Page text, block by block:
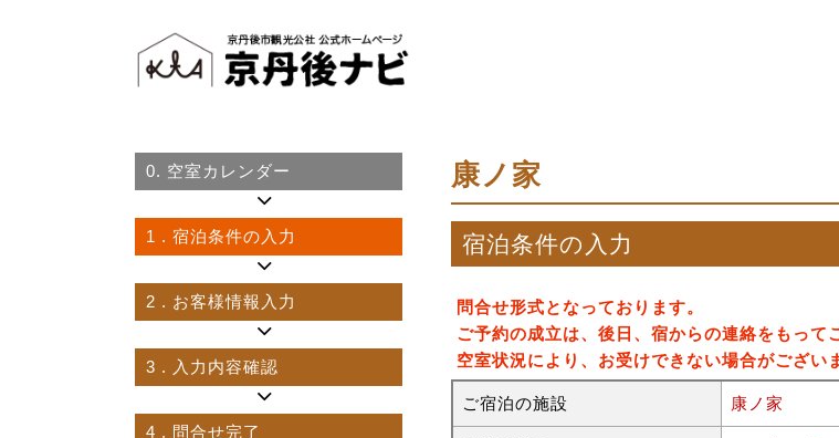
0. 空室カレンダー
1 . 宿泊条件の入力
2 . お客様情報入力
3 . 入力内容確認
4 . 問合せ完了
康ノ家
宿泊条件の入力
問合せ形式となっております。
ご予約の成立は、後日、宿からの連絡をもって
空室状況により、お受けできない場合がござい
ご宿泊の施設 康ノ家